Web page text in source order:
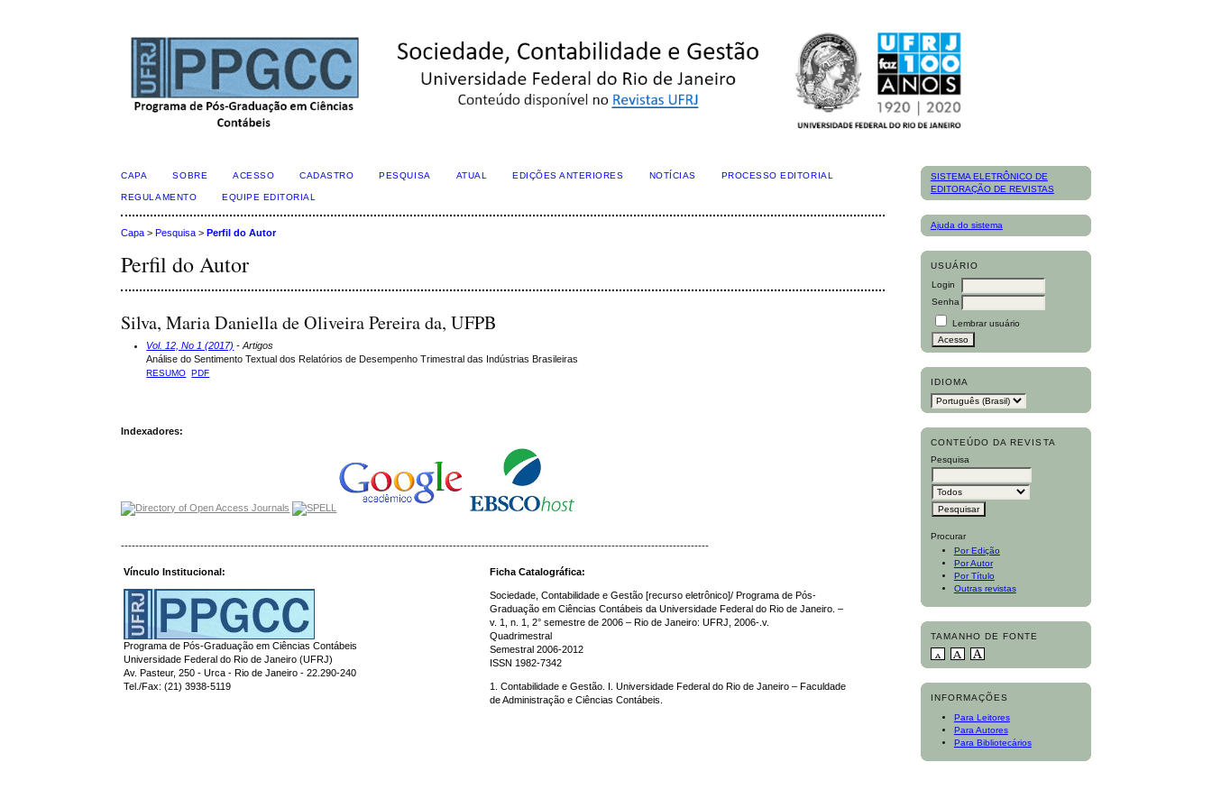
SISTEMA ELETRÔNICO DE
EDITORAÇÃO DE REVISTAS
Ajuda do sistema
USUÁRIO
Login
Senha
Lembrar usuário
IDIOMA
CONTEÚDO DA REVISTA
Pesquisa
Procurar
Por Edição
Por Autor
Por Título
Outras revistas
TAMANHO DE FONTE
INFORMAÇÕES
Para Leitores
Para Autores
Para Bibliotecários
CAPA SOBRE ACESSO CADASTRO PESQUISA ATUAL EDIÇÕES ANTERIORES NOTÍCIAS PROCESSO EDITORIAL
REGULAMENTO EQUIPE EDITORIAL
Capa >Pesquisa >Perfil do Autor
Perfil do Autor
Silva, Maria Daniella de Oliveira Pereira da, UFPB
Vol. 12, No 1 (2017) - Artigos
Análise do Sentimento Textual dos Relatórios de Desempenho Trimestral das Indústrias Brasileiras
RESUMO PDF
Indexadores:
-------------------------------------------------------------------------------------------------------------------------------------------------------------------
Vínculo Institucional:
Programa de Pós-Graduação em Ciências Contábeis
Universidade Federal do Rio de Janeiro (UFRJ)
Av. Pasteur, 250 - Urca - Rio de Janeiro - 22.290-240
Tel./Fax: (21) 3938-5119
Ficha Catalográfica:
Sociedade, Contabilidade e Gestão [recurso eletrônico]/ Programa de Pós-
Graduação em Ciências Contábeis da Universidade Federal do Rio de Janeiro. –
v. 1, n. 1, 2° semestre de 2006 – Rio de Janeiro: UFRJ, 2006-.v.
Quadrimestral
Semestral 2006-2012
ISSN 1982-7342
1. Contabilidade e Gestão. I. Universidade Federal do Rio de Janeiro – Faculdade
de Administração e Ciências Contábeis.